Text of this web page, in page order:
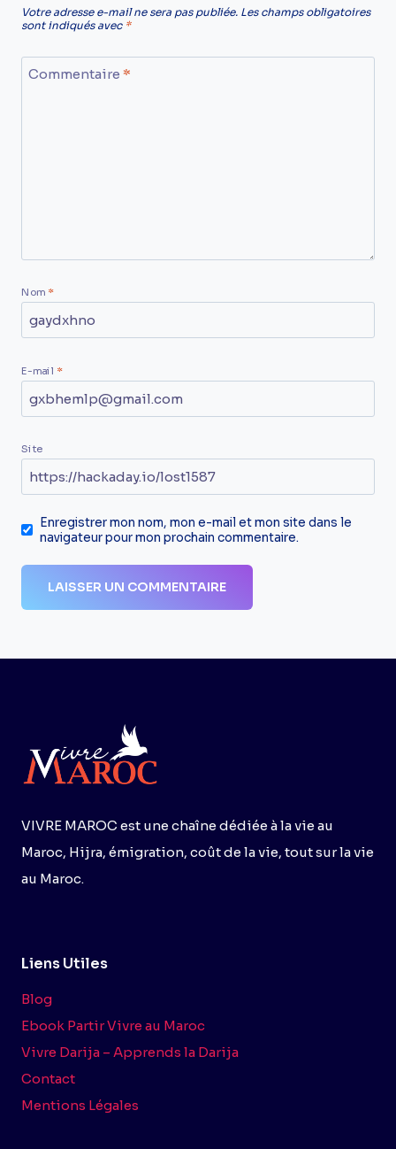
Votre adresse e-mail ne sera pas publiée. Les champs obligatoires
sont indiqués avec *
Commentaire *
Nom *
E-mail *
Site
Enregistrer mon nom, mon e-mail et mon site dans le
navigateur pour mon prochain commentaire.
VIVRE MAROC est une chaîne dédiée à la vie au
Maroc, Hijra, émigration, coût de la vie, tout sur la vie
au Maroc.
Liens Utiles
Blog
Ebook Partir Vivre au Maroc
Vivre Darija – Apprends la Darija
Contact
Mentions Légales